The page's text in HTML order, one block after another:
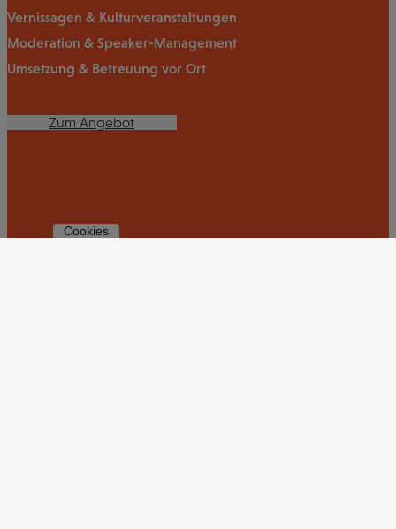
Vernissagen & Kulturveranstaltungen
Moderation & Speaker-Management
Umsetzung & Betreuung vor Ort
Zum Angebot
Cookies